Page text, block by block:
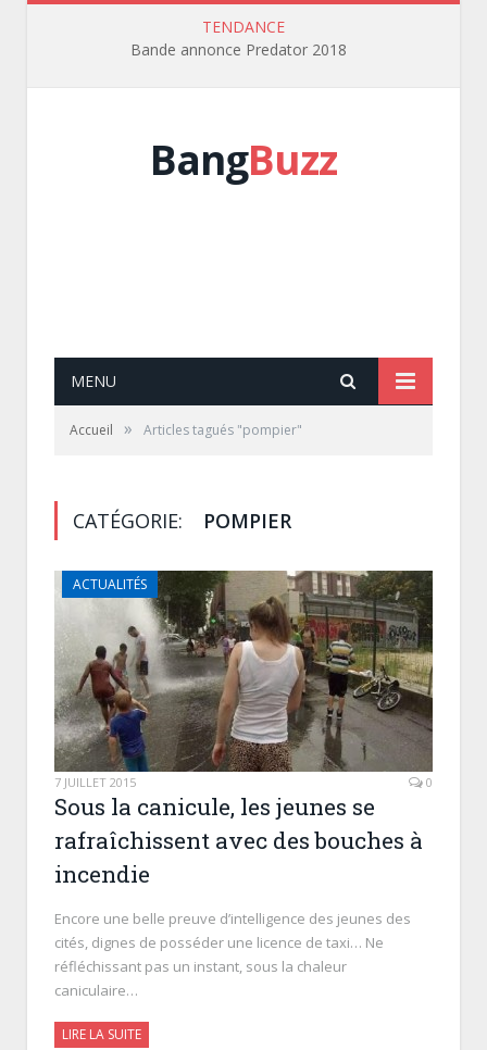
TENDANCE
Bande annonce Predator 2018
BangBuzz
MENU
Accueil » Articles tagués "pompier"
CATÉGORIE: POMPIER
ACTUALITÉS
7 JUILLET 2015 0
Sous la canicule, les jeunes se
rafraîchissent avec des bouches à
incendie
Encore une belle preuve d’intelligence des jeunes des
cités, dignes de posséder une licence de taxi… Ne
réfléchissant pas un instant, sous la chaleur
caniculaire…
LIRE LA SUITE